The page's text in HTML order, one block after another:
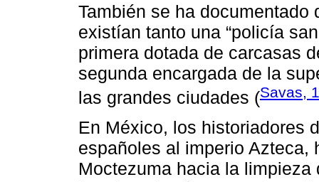
También se ha documentado
existían tanto una “policía
primera dotada de carcasas
segunda encargada de la
las grandes ciudades (Savas,
En México, los historiadores
españoles al imperio Azteca,
Moctezuma hacia la